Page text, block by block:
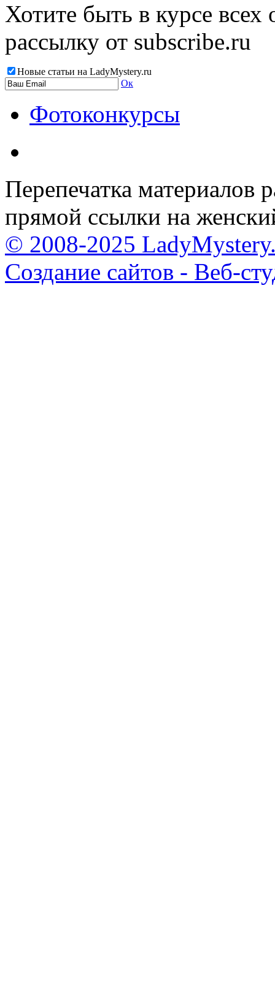
Хотите быть в курсе
рассылку от subscribe.ru
Новые статьи на LadyMystery.ru
Ок
Фотоконкурсы
Перепечатка материалов
прямой ссылки на
© 2008-2025
Создание сайтов - Веб-